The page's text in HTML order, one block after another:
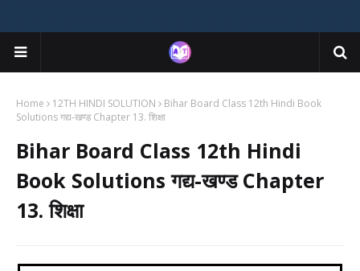
Home 12TH HINDI SOLUTION
Bihar Board Class 12th Hindi Book
Solutions गद्य-खण्ड Chapter 13. शिक्षा
Bihar Board Class 12th Hindi
Book Solutions गद्य-खण्ड Chapter
13. शिक्षा